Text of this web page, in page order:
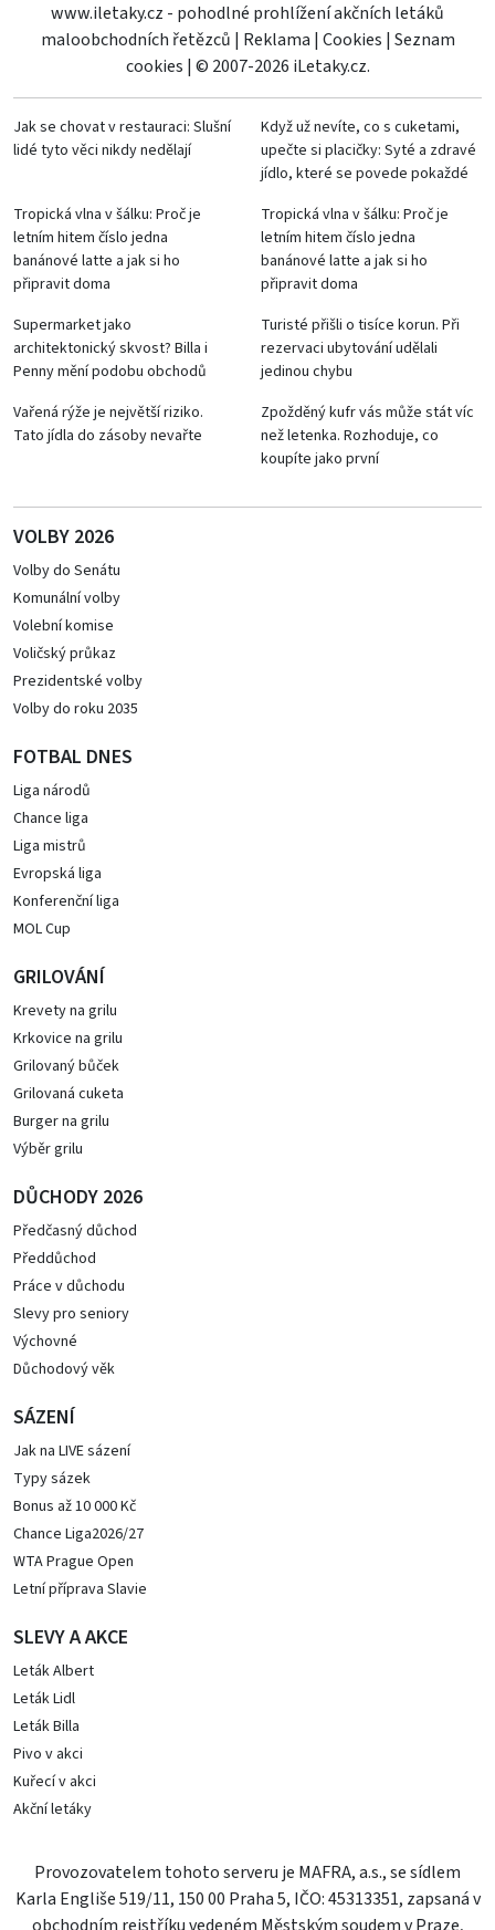
www.iletaky.cz - pohodlné prohlížení akčních letáků
maloobchodních řetězců | Reklama | Cookies | Seznam
cookies | © 2007-2026 iLetaky.cz.
Jak se chovat v restauraci: Slušní
lidé tyto věci nikdy nedělají
Když už nevíte, co s cuketami,
upečte si placičky: Syté a zdravé
jídlo, které se povede pokaždé
Tropická vlna v šálku: Proč je
letním hitem číslo jedna
banánové latte a jak si ho
připravit doma
Tropická vlna v šálku: Proč je
letním hitem číslo jedna
banánové latte a jak si ho
připravit doma
Supermarket jako
architektonický skvost? Billa i
Penny mění podobu obchodů
Turisté přišli o tisíce korun. Při
rezervaci ubytování udělali
jedinou chybu
Vařená rýže je největší riziko.
Tato jídla do zásoby nevařte
Zpožděný kufr vás může stát víc
než letenka. Rozhoduje, co
koupíte jako první
VOLBY 2026
Volby do Senátu
Komunální volby
Volební komise
Voličský průkaz
Prezidentské volby
Volby do roku 2035
FOTBAL DNES
Liga národů
Chance liga
Liga mistrů
Evropská liga
Konferenční liga
MOL Cup
GRILOVÁNÍ
Krevety na grilu
Krkovice na grilu
Grilovaný bůček
Grilovaná cuketa
Burger na grilu
Výběr grilu
DŮCHODY 2026
Předčasný důchod
Předdůchod
Práce v důchodu
Slevy pro seniory
Výchovné
Důchodový věk
SÁZENÍ
Jak na LIVE sázení
Typy sázek
Bonus až 10 000 Kč
Chance Liga2026/27
WTA Prague Open
Letní příprava Slavie
SLEVY A AKCE
Leták Albert
Leták Lidl
Leták Billa
Pivo v akci
Kuřecí v akci
Akční letáky
Provozovatelem tohoto serveru je MAFRA, a.s., se sídlem
Karla Engliše 519/11, 150 00 Praha 5, IČO: 45313351, zapsaná v